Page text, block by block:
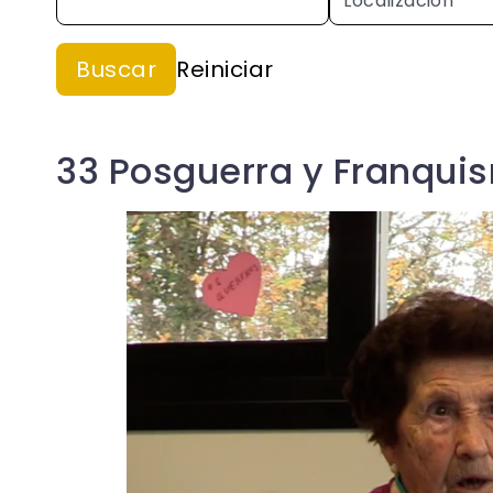
33 Posguerra y